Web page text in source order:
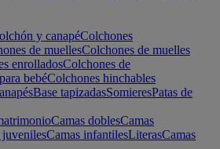
y canapéColchones
de muellesColchones de muelles
enrolladosColchones de
bebéColchones hinchables
Base tapizadasSomieresPatas de
Camas doblesCamas
juvenilesCamas infantilesLiterasCamas